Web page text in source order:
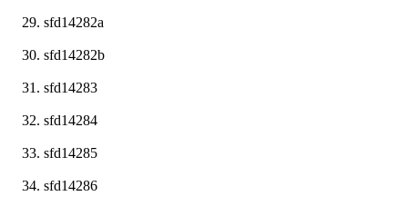
sfd14282a
sfd14282b
sfd14283
sfd14284
sfd14285
sfd14286